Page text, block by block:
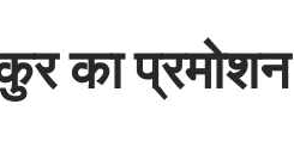
का प्रमोशन